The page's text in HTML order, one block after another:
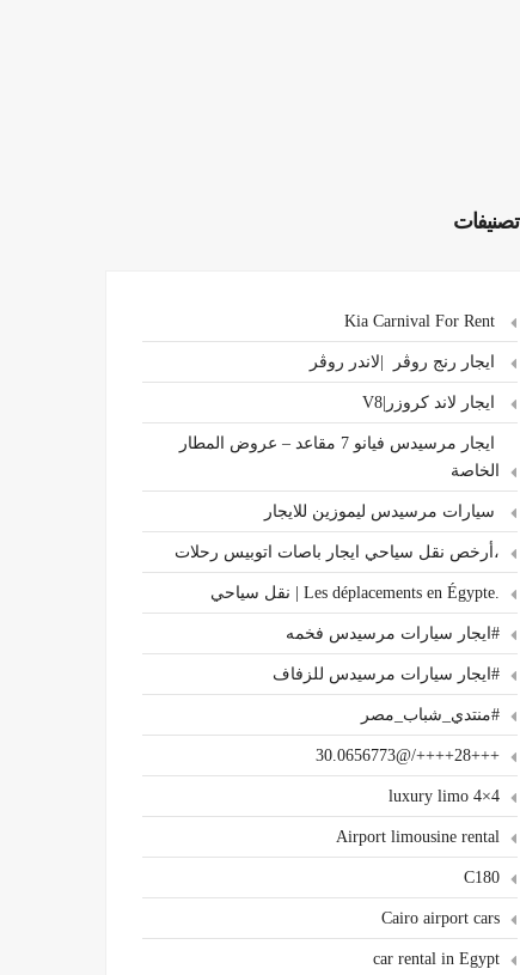
تصنيفات
ايجار رنج روڤر |لاندر روڤر
ايجار لاند كروزر|V8
ايجار مرسيدس فيانو 7 مقاعد – عروض المطار
الخاصة
سيارات مرسيدس ليموزين للايجار
،أرخص نقل سياحي ايجار باصات اتوبيس رحلات
.Les déplacements en Égypte | نقل سياحي
#ايجار سيارات مرسيدس فخمه
#ايجار سيارات مرسيدس للزفاف
#منتدي_شباب_مصر
+++28++++/@30.0656773
4×4 luxury limo
Airport limousine rental
C180
Cairo airport cars
car rental in Egypt